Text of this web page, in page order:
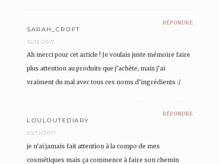
RÉPONDRE
SARAH_CROFT
15/12/2017
Ah merci pour cet article ! Je voulais juste mémoire faire
plus attention au produits que j’achète, mais j’ai
vraiment du mal avec tous ces noms d’ingrédients :/
RÉPONDRE
LOULOUTEDIARY
20/12/2017
je n’ai jamais fait attention à la compo de mes
cosmétiques mais ça commence à faire son chemin